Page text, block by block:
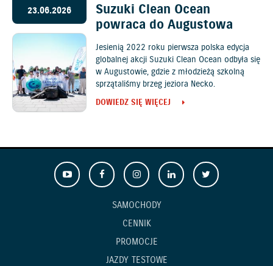
23.06.2026
Suzuki Clean Ocean
powraca do Augustowa
Jesienią 2022 roku pierwsza polska edycja
globalnej akcji Suzuki Clean Ocean odbyła się
w Augustowie, gdzie z młodzieżą szkolną
sprzątaliśmy brzeg jeziora Necko.
DOWIEDZ SIĘ WIĘCEJ
SAMOCHODY
CENNIK
PROMOCJE
JAZDY TESTOWE